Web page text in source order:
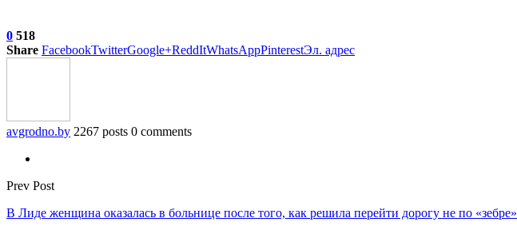
0 518
Share FacebookTwitterGoogle+ReddItWhatsAppPinterestЭл. адрес
avgrodno.by 2267 posts 0 comments
Prev Post
В Лиде женщина оказалась в больнице после того, как решила перейти дорогу не по «зебре»